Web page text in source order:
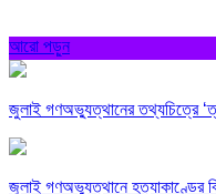
আরো পড়ুন
জুলাই গণঅভ্যুত্থানের তথ্যচিত্রে
জুলাই গণঅভ্যুত্থানে হত্যাকাণ্ডের